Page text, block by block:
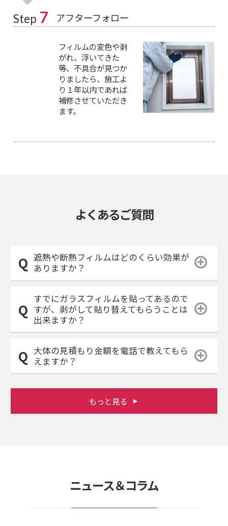
Step 7 アフターフォロー
フィルムの変色や剥
がれ、浮いてきた
等、不具合が見つか
りましたら、施工よ
り１年以内であれば
補修させていただき
ます。
よくあるご質問
遮熱や断熱フィルムはどのくらい効果が
ありますか？
すでにガラスフィルムを貼ってあるので
すが、剥がして貼り替えてもらうことは
出来ますか？
大体の見積もり金額を電話で教えてもら
えますか？
もっと見る
ニュース＆コラム